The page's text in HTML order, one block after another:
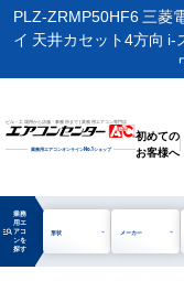
PLZ-ZRMP50HF6 三菱
イ 天井カセット4方向 i-
ビル・工場用から店舗・事務所まで | 業務用エアコン専門店
業務用エアコンオンラインNo.1ショップ
初めての
お客様へ
manage_search
業務
用エ
アコ
ンを
探す
形状 メーカー